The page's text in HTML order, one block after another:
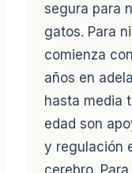
segura para
gatos. Para
comienza
años en
hasta media
edad son
y regulación
cerebro.